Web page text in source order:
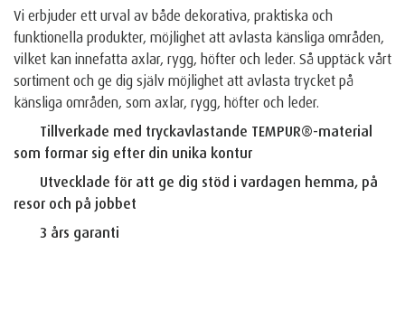
Vi erbjuder ett urval av både dekorativa, praktiska och
funktionella produkter, möjlighet att avlasta känsliga områden,
vilket kan innefatta axlar, rygg, höfter och leder. Så upptäck vårt
sortiment och ge dig själv möjlighet att avlasta trycket på
känsliga områden, som axlar, rygg, höfter och leder.
Tillverkade med tryckavlastande TEMPUR®-material
som formar sig efter din unika kontur
Utvecklade för att ge dig stöd i vardagen hemma, på
resor och på jobbet
3 års garanti